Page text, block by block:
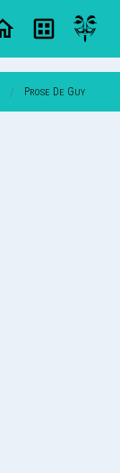
Prose De Guy